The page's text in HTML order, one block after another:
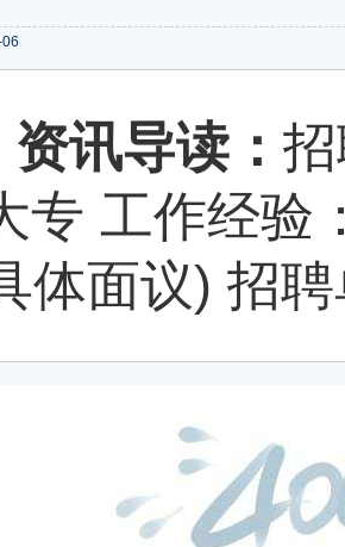
资讯导读：
专 工作经验
体面议) 招